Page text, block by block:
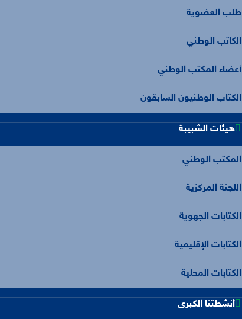
طلب العضوية
الكاتب الوطني
أعضاء المكتب الوطني
الكتاب الوطنيون السابقون
هيئات الشبيبة
المكتب الوطني
اللجنة المركزية
الكتابات الجهوية
الكتابات الإقليمية
الكتابات المحلية
أنشطتنا الكبرى